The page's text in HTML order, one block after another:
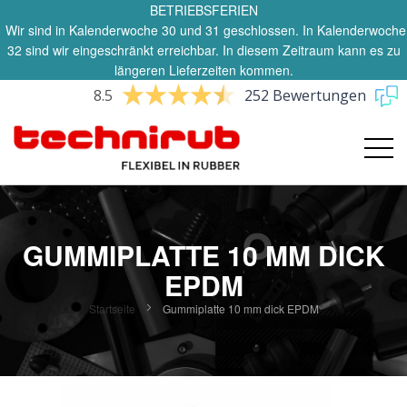
BETRIEBSFERIEN
Wir sind in Kalenderwoche 30 und 31 geschlossen. In Kalenderwoche
32 sind wir eingeschränkt erreichbar. In diesem Zeitraum kann es zu
längeren Lieferzeiten kommen.
8.5 252 Bewertungen
GUMMIPLATTE 10 MM DICK
EPDM
Startseite Gummiplatte 10 mm dick EPDM